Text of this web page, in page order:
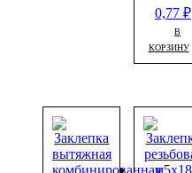
0,77₽
В
КОРЗИНУ